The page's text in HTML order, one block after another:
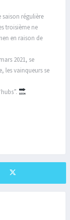
saison régulière
troisième ne
en raison de
2021, se
les vainqueurs se